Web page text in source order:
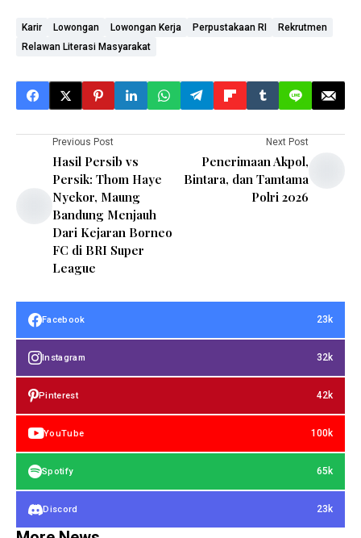
Karir Lowongan Lowongan Kerja Perpustakaan RI
Rekrutmen
Relawan Literasi Masyarakat
Previous Post
Hasil Persib vs
Persik: Thom Haye
Nyekor, Maung
Bandung Menjauh
Dari Kejaran Borneo
FC di BRI Super
League
Next Post
Penerimaan Akpol,
Bintara, dan Tamtama
Polri 2026
Facebook 23k
Instagram 32k
Pinterest 42k
YouTube 100k
Spotify 65k
Discord 23k